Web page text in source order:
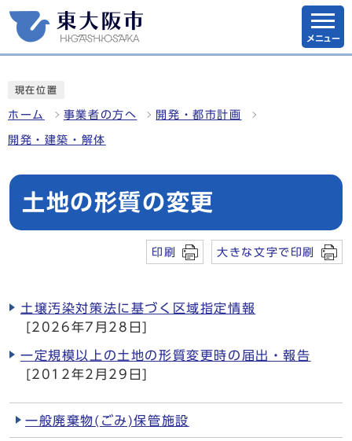
メニュー
現在位置
ホーム 事業者の方へ 開発・都市計画
開発・建築・解体
土地の形質の変更
印刷 大きな文字で印刷
土壌汚染対策法に基づく区域指定情報
[2026年7月28日]
一定規模以上の土地の形質変更時の届出・報告
[2012年2月29日]
一般廃棄物(ごみ)保管施設